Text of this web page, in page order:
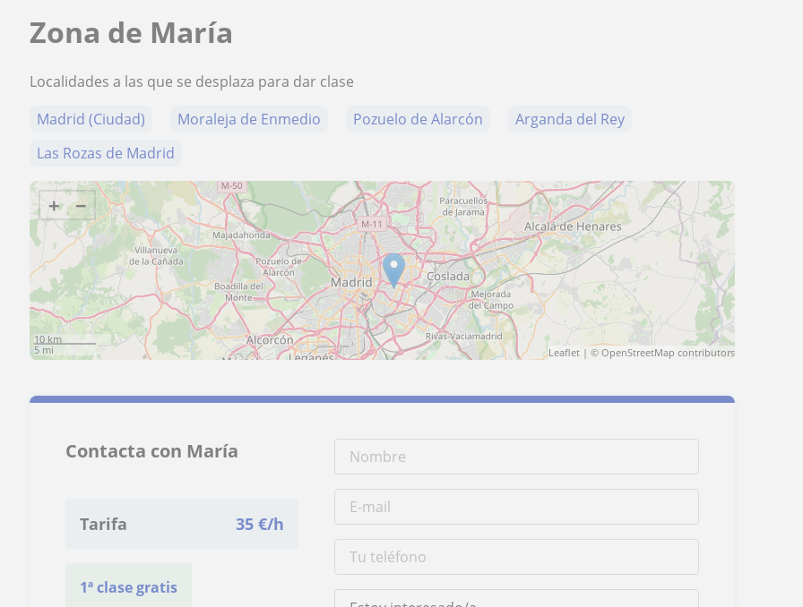
Zona de María
Localidades a las que se desplaza para dar clase
Madrid (Ciudad)
Moraleja de Enmedio Pozuelo de Alarcón
Arganda del Rey
Las Rozas de Madrid
+ −
10 km
5 mi
Leaflet| © OpenStreetMap contributors
Contacta con María
Tarifa 35 €/h
1ª clase gratis